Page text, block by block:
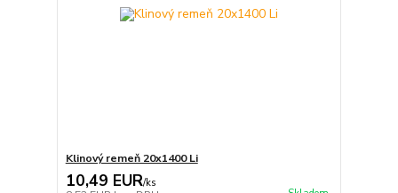
Klinový remeň 20x1400 Li
10,49 EUR/ks